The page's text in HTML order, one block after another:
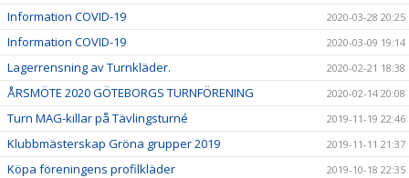
Information COVID-19 2020-03-28 20:25
Information COVID-19 2020-03-09 19:14
Lagerrensning av Turnkläder. 2020-02-21 18:38
ÅRSMÖTE 2020 GÖTEBORGS TURNFÖRENING 2020-02-14 20:08
Turn MAG-killar på Tävlingsturné 2019-11-19 22:46
Klubbmästerskap Gröna grupper 2019 2019-11-11 21:37
Köpa föreningens profilkläder 2019-10-18 22:35